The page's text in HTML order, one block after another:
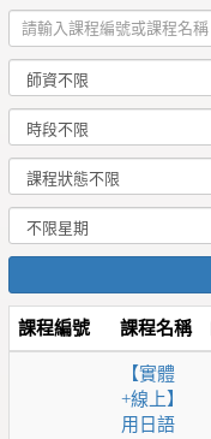
課程編號 課程名稱
【實體
+線上】
用日語